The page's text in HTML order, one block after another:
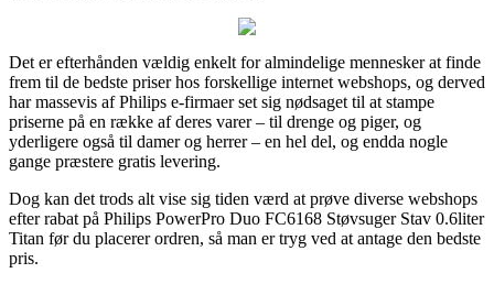
Det er efterhånden vældig enkelt for almindelige mennesker at finde
frem til de bedste priser hos forskellige internet webshops, og derved
har massevis af Philips e-firmaer set sig nødsaget til at stampe
priserne på en række af deres varer – til drenge og piger, og
yderligere også til damer og herrer – en hel del, og endda nogle
gange præstere gratis levering.
Dog kan det trods alt vise sig tiden værd at prøve diverse webshops
efter rabat på Philips PowerPro Duo FC6168 Støvsuger Stav 0.6liter
Titan før du placerer ordren, så man er tryg ved at antage den bedste
pris.